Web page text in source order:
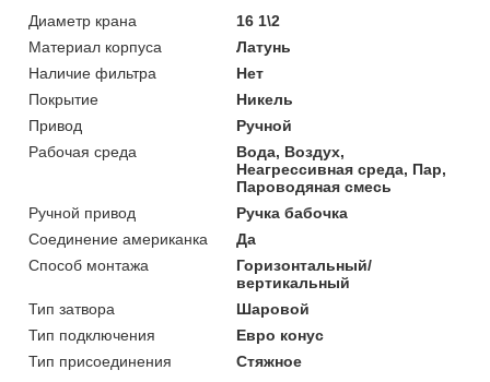
Диаметр крана
16 1\2
Материал корпуса
Латунь
Наличие фильтра
Нет
Покрытие
Никель
Привод
Ручной
Рабочая среда
Вода, Воздух,
Неагрессивная среда, Пар,
Пароводяная смесь
Ручной привод
Ручка бабочка
Соединение американка
Да
Способ монтажа
Горизонтальный/
вертикальный
Тип затвора
Шаровой
Тип подключения
Евро конус
Тип присоединения
Стяжное